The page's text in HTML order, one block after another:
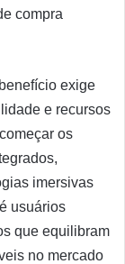
compra
exige
e recursos
os
imersivas
usuários
que equilibram
no mercado